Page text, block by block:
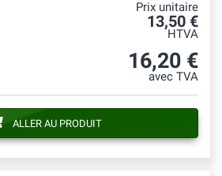
Prix unitaire
13,50 €
HTVA
16,20 €
avec TVA
ALLER AU PRODUIT